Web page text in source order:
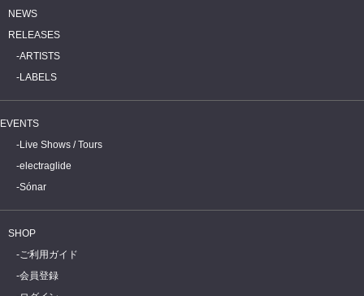
NEWS
RELEASES
ARTISTS
LABELS
EVENTS
Live Shows / Tours
electraglide
Sónar
SHOP
ご利用ガイド
会員登録